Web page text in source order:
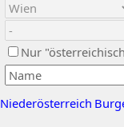
Nur
Niederösterreich